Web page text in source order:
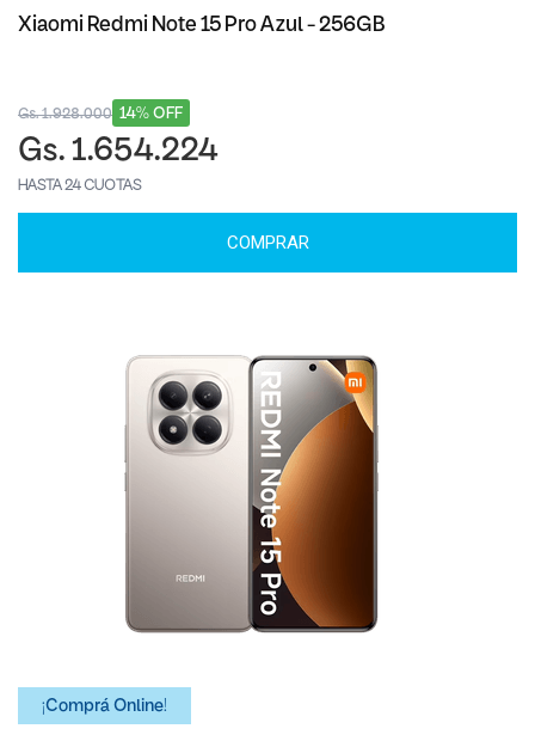
Xiaomi Redmi Note 15 Pro Azul - 256GB
14% OFF
Gs. 1.928.000
Gs. 1.654.224
HASTA 24 CUOTAS
COMPRAR
¡Comprá Online!